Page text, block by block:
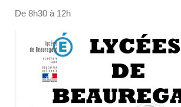
De 8h30 à 12h